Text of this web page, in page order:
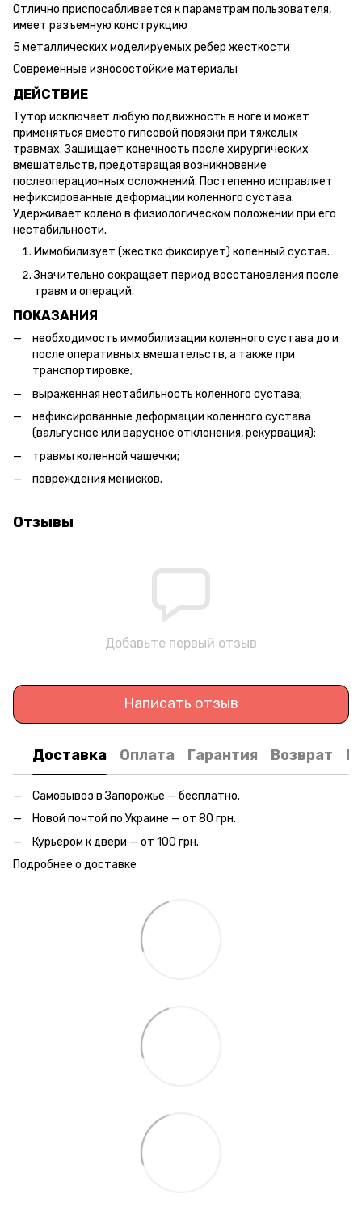
Отлично приспосабливается к параметрам пользователя,
имеет разъемную конструкцию
5 металлических моделируемых ребер жесткости
Современные износостойкие материалы
ДЕЙСТВИЕ
Тутор исключает любую подвижность в ноге и может
применяться вместо гипсовой повязки при тяжелых
травмах. Защищает конечность после хирургических
вмешательств, предотвращая возникновение
послеоперационных осложнений. Постепенно исправляет
нефиксированные деформации коленного сустава.
Удерживает колено в физиологическом положении при его
нестабильности.
Иммобилизует (жестко фиксирует) коленный сустав.
Значительно сокращает период восстановления после
травм и операций.
ПОКАЗАНИЯ
необходимость иммобилизации коленного сустава до и
после оперативных вмешательств, а также при
транспортировке;
выраженная нестабильность коленного сустава;
нефиксированные деформации коленного сустава
(вальгусное или варусное отклонения, рекурвация);
травмы коленной чашечки;
повреждения менисков.
Отзывы
Добавьте первый отзыв
Написать отзыв
Доставка Оплата Гарантия Возврат
Самовывоз в Запорожье — бесплатно.
Новой почтой по Украине — от 80 грн.
Курьером к двери — от 100 грн.
Подробнее о доставке